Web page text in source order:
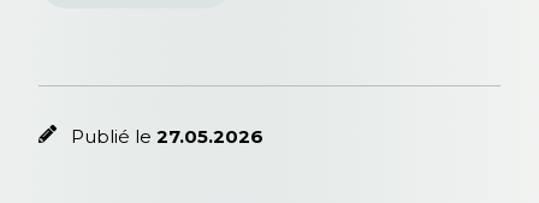
Publié le 27.05.2026